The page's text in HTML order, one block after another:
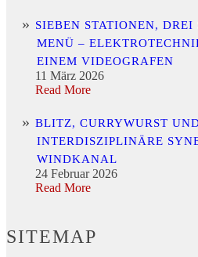
SIEBEN STATIONEN,
MENÜ –
EINEM VIDEOGRAFEN
11 März 2026
Read More
BLITZ, CURRYWURST
INTERDISZIPLINÄRE
WINDKANAL
24 Februar 2026
Read More
SITEMAP